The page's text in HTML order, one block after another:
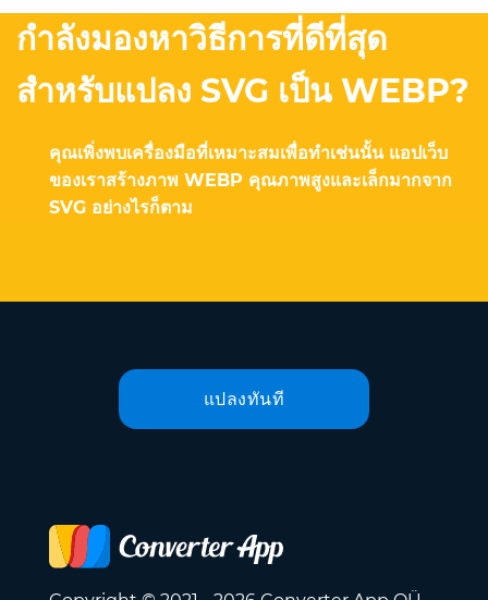
กำลังมองหาวิธีการที่ดีที่สุด
สำหรับแปลง SVG เป็น WEBP?
คุณเพิ่งพบเครื่องมือที่เหมาะสมเพื่อทำเช่นนั้น แอปเว็บ
ของเราสร้างภาพ WEBP คุณภาพสูงและเล็กมากจาก
SVG อย่างไรก็ตาม
แปลงทันที